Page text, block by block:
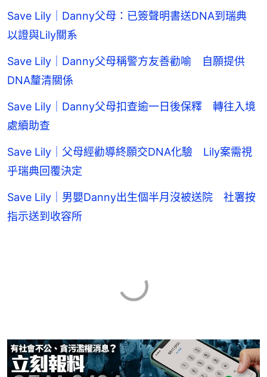
Save Lily｜Danny父母：已簽聲明書送DNA到瑞典
以證與Lily關系
Save Lily｜Danny父母稱警方友善勸喻 自願提供
DNA釐清關係
Save Lily｜Danny父母扣查逾一日後保釋 轉往入境
處續助查
Save Lily｜父母經勸導終願交DNA化驗 Lily案需視
乎瑞典回覆決定
Save Lily｜男嬰Danny出生個半月沒被送院 社署按
指示送到收容所